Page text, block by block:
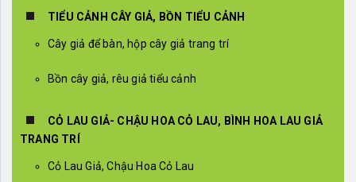
TIỂU CẢNH CÂY GIẢ, BỒN TIỂU CẢNH
Cây giả để bàn, hộp cây giả trang trí
Bồn cây giả, rêu giả tiểu cảnh
CỎ LAU GIẢ- CHẬU HOA CỎ LAU, BÌNH HOA LAU GIẢ
TRANG TRÍ
Cỏ Lau Giả, Chậu Hoa Cỏ Lau